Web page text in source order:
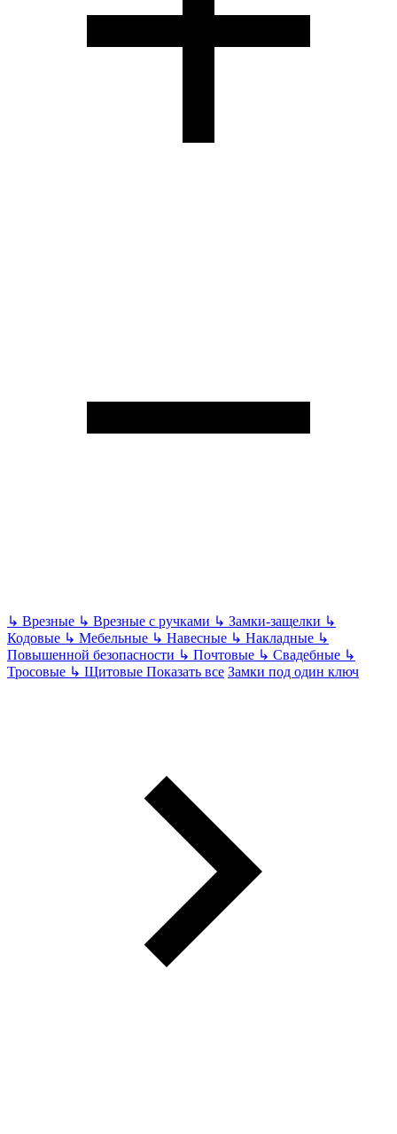
↳ Врезные ↳ Врезные с ручками ↳ Замки-защелки ↳
Кодовые ↳ Мебельные ↳ Навесные ↳ Накладные ↳
Повышенной безопасности ↳ Почтовые ↳ Свадебные ↳
Тросовые ↳ Щитовые Показать все Замки под один ключ